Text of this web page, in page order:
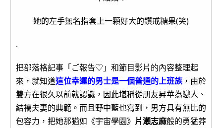
她的左手無名指套上一顆好大的鑽戒糖果(笑)
.
把部落格記事「ご報告♡」和節目影片的內容整理起
來，就知道這位幸運的男士是一個普通的上班族 ，由於
雙方在很久以前就認識，因此堪稱從朋友昇華為戀人、
結褵夫妻的典範。而且野中藍也寫到，男方具有無比的
包容力，把她那猶如《宇宙學園》 片瀨志麻般的勇猛莽